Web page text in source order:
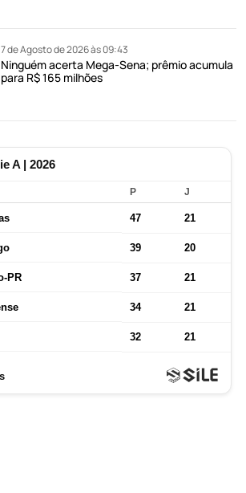
7 de Agosto de 2026 às 09:43
Ninguém acerta Mega-Sena; prêmio acumula
para R$ 165 milhões